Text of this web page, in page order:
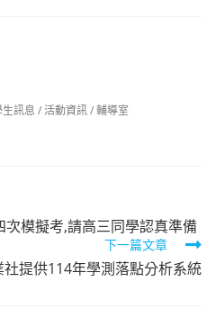
生訊息 /活動資訊/輔導室
模擬考,請高三同學認真準備
下一篇文章
社提供114年學測落點分析系統